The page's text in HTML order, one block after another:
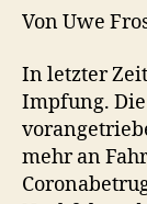
Von Uwe
In letzter
Impfung.
mehr an